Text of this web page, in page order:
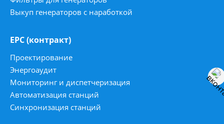
Выкуп генераторов с наработкой
ЕРС (контракт)
Проектирование
Энергоаудит
Мониторинг и диспетчеризация
Автоматизация станций
Синхронизация станций